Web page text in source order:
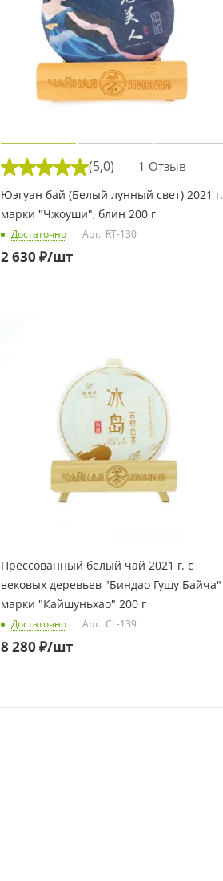
(5,0) 1 Отзыв
Юэгуан бай (Белый лунный свет) 2021 г.
марки "Чжоуши", блин 200 г
Достаточно Арт.: RT-130
2 630 ₽/шт
Прессованный белый чай 2021 г. с
вековых деревьев "Биндао Гушу Байча"
марки "Кайшуньхао" 200 г
Достаточно Арт.: CL-139
8 280 ₽/шт